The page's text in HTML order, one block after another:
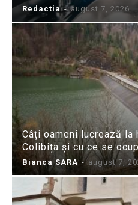
Redactia - august 7, 2026
Câți oameni lucrează la
Colibița și cu ce se
Bianca SARA - august 7,